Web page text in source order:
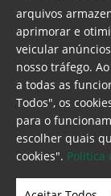
arquivos
aprimorar e
veicular
nosso tráfego.
a todas as
Todos", os
para o
escolher quais
cookies". Politica